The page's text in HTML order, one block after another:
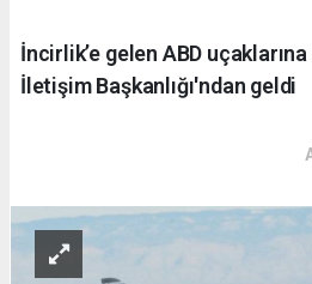
İncirlik’e gelen ABD
İletişim Başkanlığı'ndan geldi